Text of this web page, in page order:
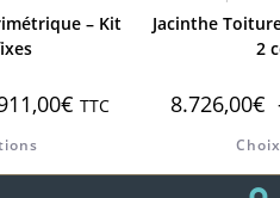
– Kit
€ TTC
Jacinthe
2
8.726,00€